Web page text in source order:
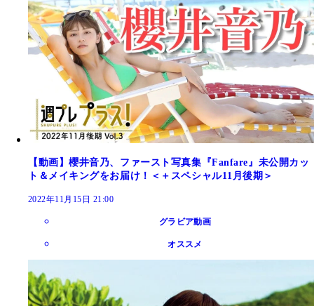
【動画】櫻井音乃、ファースト写真集『Fanfare』未公開カッ
ト＆メイキングをお届け！＜＋スペシャル11月後期＞
2022年11月15日 21:00
グラビア動画
オススメ